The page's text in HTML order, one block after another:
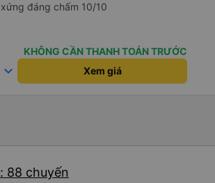
đáng chấm 10/10
KHÔNG CẦN THANH TOÁN TRƯỚC
keyboard_arrow_down Xem giá
88 chuyến